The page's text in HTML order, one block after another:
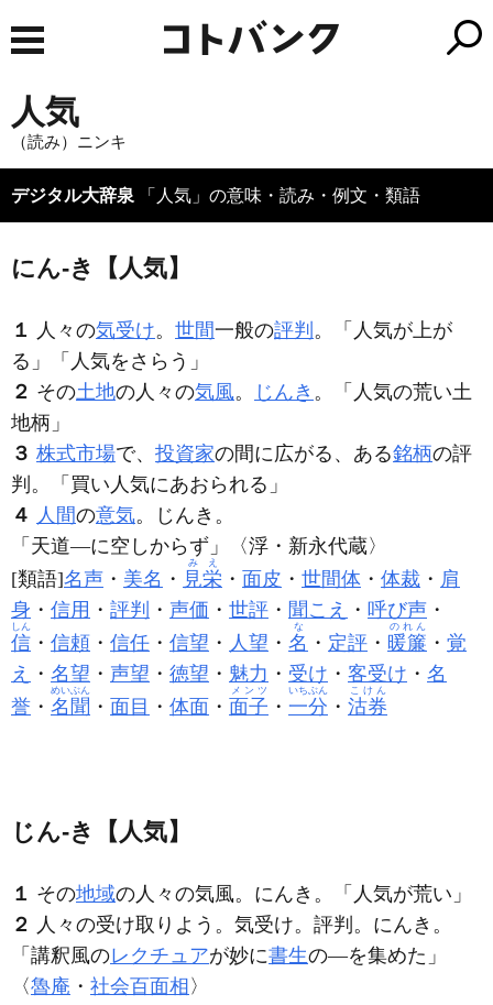
人気
（読み）ニンキ
デジタル大辞泉 「人気」の意味・読み・例文・類語
にん‐き【人気】
１ 人々の気受け。 世間一般の評判 。「 人気が上が
る」「 人気をさらう」
２ その土地の人々の気風。 じんき 。「 人気の荒い土
地柄」
３ 株式市場で、 投資家の間に広がる、ある銘柄の評
判。「買い 人気にあおられる」
４ 人間の意気。じんき。
「天道―に空しからず」〈浮・新永代蔵〉
[類語]名声 ・ 美名 ・ 見栄
みえ
・ 面皮 ・ 世間体 ・ 体裁 ・ 肩
身 ・ 信用 ・ 評判 ・ 声価 ・ 世評 ・ 聞こえ ・ 呼び声 ・
信
しん
・ 信頼 ・ 信任 ・ 信望 ・ 人望 ・ 名
な
・ 定評 ・ 暖簾
のれん
・ 覚
え
・ 名望 ・ 声望 ・ 徳望 ・ 魅力 ・ 受け ・ 客受け ・ 名
誉 ・ 名聞
めいぶん
・ 面目 ・ 体面 ・ 面子
メンツ
・ 一分
いちぶん
・ 沽券
こけん
じん‐き【人気】
１ その地域の人々の気風。にんき。「 人気が荒い」
２ 人々の受け取りよう。気受け。評判。にんき。
「講釈風のレクチュアが妙に書生の―を集めた」
〈魯庵 ・ 社会百面相 〉